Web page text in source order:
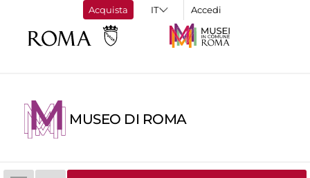
Acquista Accedi
MUSEO DI ROMA